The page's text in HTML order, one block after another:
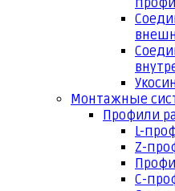
Монтажные
Профили
L-
Z-
С-